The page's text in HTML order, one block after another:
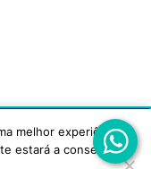
melhor experiência
estará a consentir a
a tua experiência.